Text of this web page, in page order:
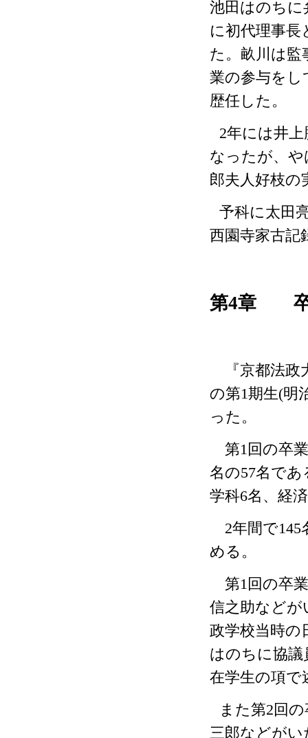
池田はのちに
に初代理事
た。畝川は監
業の参与をし
歴任した。
2年には井上
なったが、
郎夫人好枝の
予科に太田
西園寺家古記
第4章 卒
『京都法政
の第1期生(明
った。
第1回の卒
名の57名であ
学科6名、経
2年間で145
める。
第1回の卒
信之助などが
政学校当時の
はのちに協
在学生の項で
また第2回
三郎などがい